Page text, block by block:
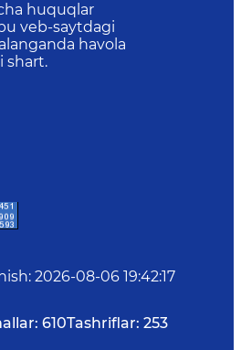
huquqlar
veb-saytdagi
havola
shart.
: 2026-08-06 19:42:17
610Tashriflar: 253